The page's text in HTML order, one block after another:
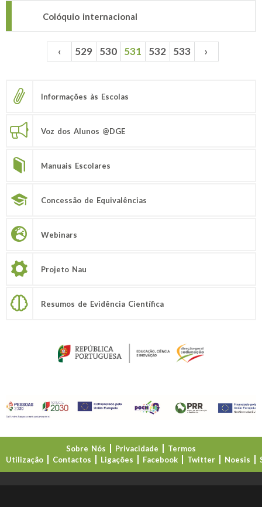
Colóquio internacional
Páginas ‹ 529 530 531 532 533 ›
Informações às Escolas
Voz dos Alunos @DGE
Manuais Escolares
Concessão de Equivalências
Webinars
Projeto Nau
Resumos de Evidência Científica
Sobre Nós Privacidade
Termos
Utilização
Contactos Ligações Facebook Twitter Noesis